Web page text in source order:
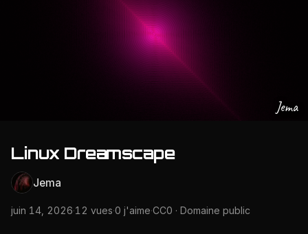
Jema
Linux Dreamscape
Jema
juin 14, 2026·12 vues·0 j'aime·CC0 · Domaine public